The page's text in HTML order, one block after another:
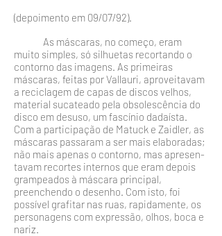
(depoimento em 09/07/92).
As máscaras, no começo, eram
muito simples, só si­lhuetas recortando o
contorno das imagens. As primeiras
máscaras, feitas por Vallauri, aproveitavam
a reciclagem de capas de discos velhos,
material sucateado pela obsolescên­cia do
disco em desuso, um fascínio dadaísta.
Com a parti­cipação de Matuck e Zaidler, as
máscaras passaram a ser mais elaboradas;
não mais apenas o contorno, mas apresen­
tavam recortes internos que eram depois
grampeados à más­cara principal,
preenchendo o desenho. Com isto, foi
possí­vel grafitar nas ruas, rapidamente, os
personagens com ex­pressão, olhos, boca e
nariz.